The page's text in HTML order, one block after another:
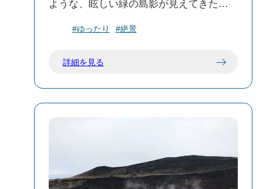
ような、眩しい緑の島影が見えてきた。
かた）港に到着！ 船の扉が開いた瞬間、
を含んだ温かい海風が全身を包み込む。
タカーの送迎に乗り込んでいくけれど、
私はあえてその波から一歩外れて、岡田
港のまわりをのんびりお散歩してみるこ
#ゆったり #絶景
詳細を見る